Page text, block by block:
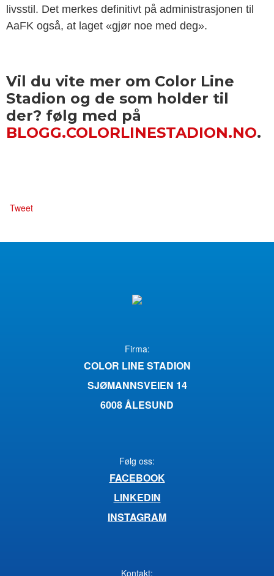
livsstil. Det merkes definitivt på administrasjonen til
AaFK også, at laget «gjør noe med deg».
Vil du vite mer om Color Line
Stadion og de som holder til
der? følg med på
BLOGG.COLORLINESTADION.NO.
Tweet
Firma:
COLOR LINE STADION
SJØMANNSVEIEN 14
6008 ÅLESUND
Følg oss:
FACEBOOK
LINKEDIN
INSTAGRAM
Kontakt: